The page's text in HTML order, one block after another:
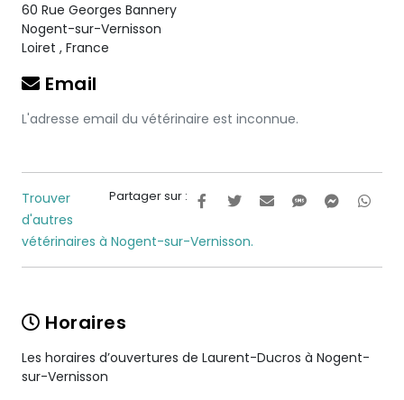
60 Rue Georges Bannery
Nogent-sur-Vernisson
Loiret , France
Email
L'adresse email du vétérinaire est inconnue.
Partager sur :
Trouver
d'autres
vétérinaires à Nogent-sur-Vernisson.
Horaires
Les horaires d’ouvertures de Laurent-Ducros à Nogent-
sur-Vernisson